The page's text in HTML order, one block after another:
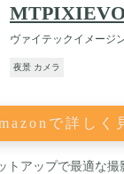
ヴァイテックイメージ
夜景 カメラ
で詳しく
トアップで最適な撮